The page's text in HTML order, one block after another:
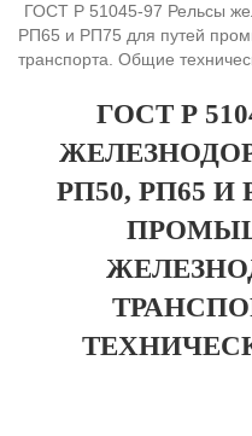
ГОСТ Р 51045-97 Рельсы
РП65 и РП75 для путей
транспорта. Общие
ГОСТ Р
РП50, РП65